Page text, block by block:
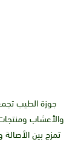
والأعشاب
تمزج بين